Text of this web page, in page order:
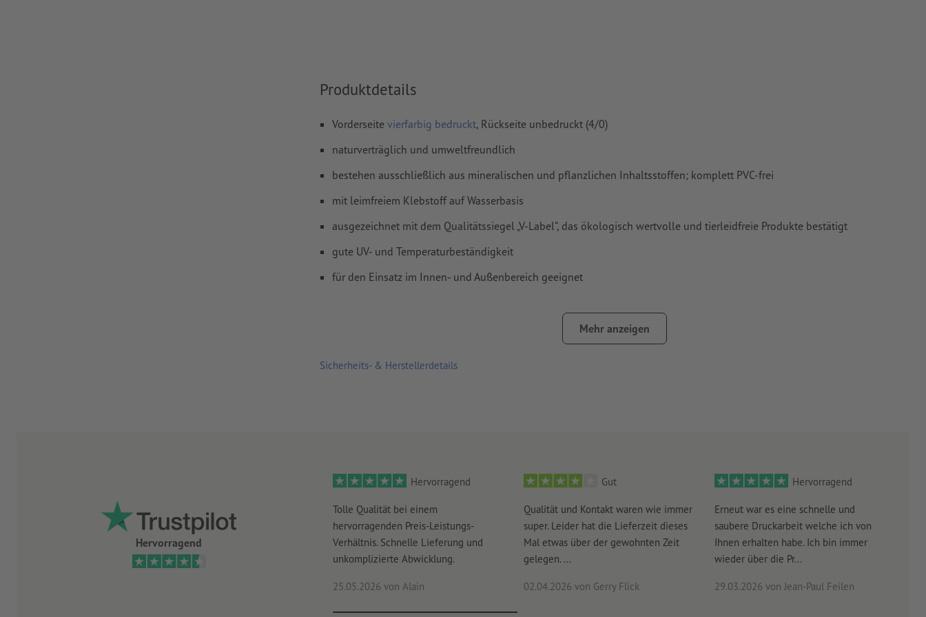
Produktdetails
Vorderseite vierfarbig bedruckt, Rückseite unbedruckt (4/0)
naturverträglich und umweltfreundlich
bestehen ausschließlich aus mineralischen und pflanzlichen Inhaltsstoffen; komplett PVC-frei
mit leimfreiem Klebstoff auf Wasserbasis
ausgezeichnet mit dem Qualitätssiegel „V-Label“, das ökologisch wertvolle und tierleidfreie Produkte bestätigt
gute UV- und Temperaturbeständigkeit
für den Einsatz im Innen- und Außenbereich geeignet
bitte beachten Sie, dass eine tägliche Beanspruchung, wie z.B. das Aufkleben auf Handys oder Portemonnaies, bei den
Hinweis: Der zu beklebende Untergrund muss frei von Staub, Fett oder anderen Verunreinigungen sein. Dies kann die
Mehr anzeigen
Sicherheits- & Herstellerdetails
Hervorragend
Hervorragend
Tolle Qualität bei einem
hervorragenden Preis-Leistungs-
Verhältnis. Schnelle Lieferung und
unkomplizierte Abwicklung.
25.05.2026 von Alain
Gut
Qualität und Kontakt waren wie immer
super. Leider hat die Lieferzeit dieses
Mal etwas über der gewohnten Zeit
gelegen. ...
02.04.2026 von Gerry Flick
Hervorragend
Erneut war es eine schnelle und
saubere Druckarbeit welche ich von
Ihnen erhalten habe. Ich bin immer
wieder über die Pr...
29.03.2026 von Jean-Paul Feilen